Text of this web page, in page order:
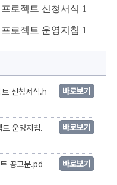
로젝트 신청서식 1
로젝트 운영지침 1
신청서식.h
바로보기
운영지침.
바로보기
공고문.pd
바로보기